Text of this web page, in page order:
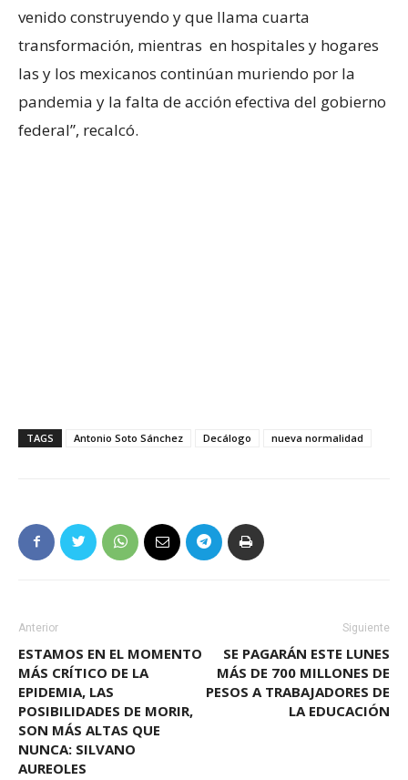
venido construyendo y que llama cuarta
transformación, mientras en hospitales y hogares
las y los mexicanos continúan muriendo por la
pandemia y la falta de acción efectiva del gobierno
federal”, recalcó.
TAGS Antonio Soto Sánchez Decálogo nueva normalidad
Anterior
ESTAMOS EN EL MOMENTO
MÁS CRÍTICO DE LA
EPIDEMIA, LAS
POSIBILIDADES DE MORIR,
SON MÁS ALTAS QUE
NUNCA: SILVANO
AUREOLES
Siguiente
SE PAGARÁN ESTE LUNES
MÁS DE 700 MILLONES DE
PESOS A TRABAJADORES DE
LA EDUCACIÓN